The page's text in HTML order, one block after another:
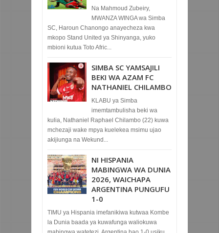
Na Mahmoud Zubeiry,
MWANZA WINGA wa Simba
SC, Haroun Chanongo anayecheza kwa
mkopo Stand United ya Shinyanga, yuko
mbioni kutua Toto Afric...
SIMBA SC YAMSAJILI
BEKI WA AZAM FC
NATHANIEL CHILAMBO
KLABU ya Simba
imemtambulisha beki wa
kulia, Nathaniel Raphael Chilambo (22) kuwa
mchezaji wake mpya kuelekea msimu ujao
akijiunga na Wekund...
NI HISPANIA
MABINGWA WA DUNIA
2026, WAICHAPA
ARGENTINA PUNGUFU
1-0
TIMU ya Hispania imefanikiwa kutwaa Kombe
la Dunia baada ya kuwafunga waliokuwa